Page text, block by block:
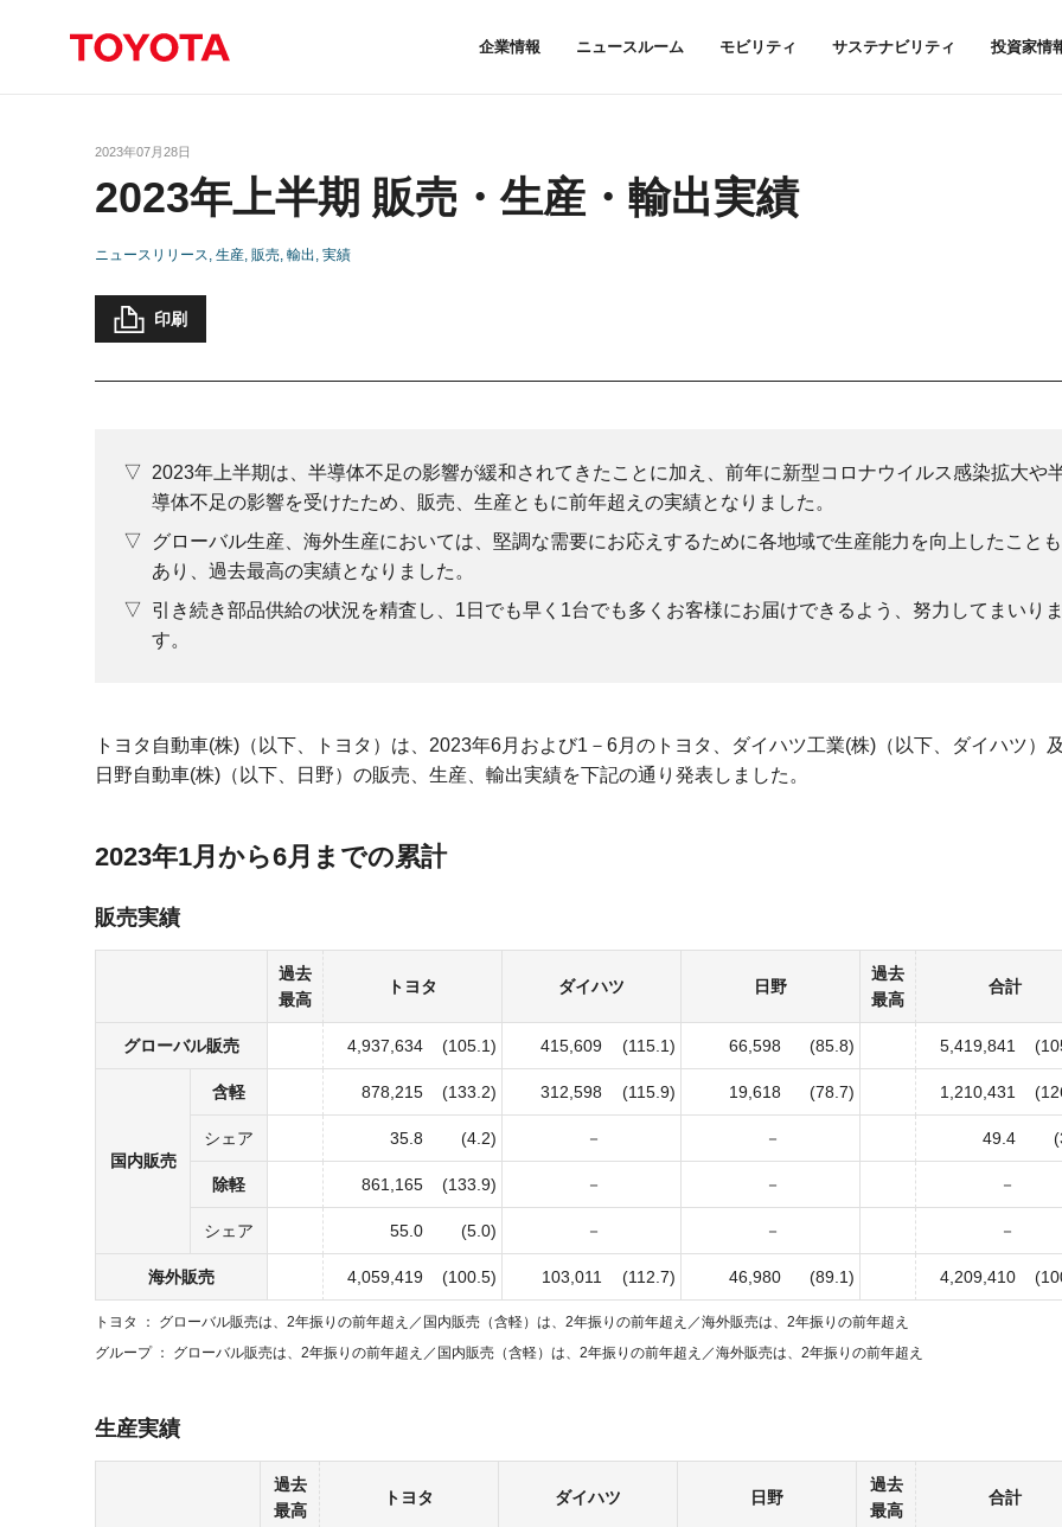
企業情報 ニュースルーム モビリティ サステナビリティ 投資家情
2023年07月28日
2023年上半期 販売・生産・輸出実績
ニュースリリース 生産 販売 輸出 実績
印刷
2023年上半期は、半導体不足の影響が緩和されてきたことに加え、前年に新型コロナウイルス感染拡大や
導体不足の影響を受けたため、販売、生産ともに前年超えの実績となりました。
グローバル生産、海外生産においては、堅調な需要にお応えするために各地域で生産能力を向上したことも
あり、過去最高の実績となりました。
引き続き部品供給の状況を精査し、1日でも早く1台でも多くお客様にお届けできるよう、努力してまいり
す。
トヨタ自動車(株)（以下、トヨタ）は、2023年6月および1－6月のトヨタ、ダイハツ工業(株)（以下、ダイハツ）
日野自動車(株)（以下、日野）の販売、生産、輸出実績を下記の通り発表しました。
2023年1月から6月までの累計
販売実績
過去
最高
トヨタ ダイハツ 日野
過去
最高
合計
グローバル販売 4,937,634 (105.1) 415,609 (115.1) 66,598 (85.8) 5,419,841
国内販売
含軽 878,215 (133.2) 312,598 (115.9) 19,618 (78.7) 1,210,431
シェア 35.8 (4.2) － － 49.4
除軽 861,165 (133.9) － － －
シェア 55.0 (5.0) － － －
海外販売 4,059,419 (100.5) 103,011 (112.7) 46,980 (89.1) 4,209,410
トヨタ グローバル販売は、2年振りの前年超え／ 国内販売（含軽）は、2年振りの前年超え／海外販売は、2年振りの前年超え
グループ
グローバル販売は、2年振りの前年超え／ 国内販売（含軽）は、2年振りの前年超え／海外販売は、2年振りの前年超え
生産実績
過去
最高
トヨタ ダイハツ 日野
過去
最高
合計